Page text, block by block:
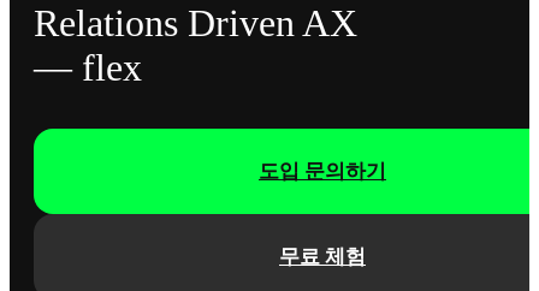
Relations Driven AX
— flex
무료 체험
도입 문의하기